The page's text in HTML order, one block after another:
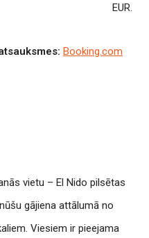
EUR.
Booking.com
vietu – El Nido pilsētas
gājiena attālumā no
Viesiem ir pieejama